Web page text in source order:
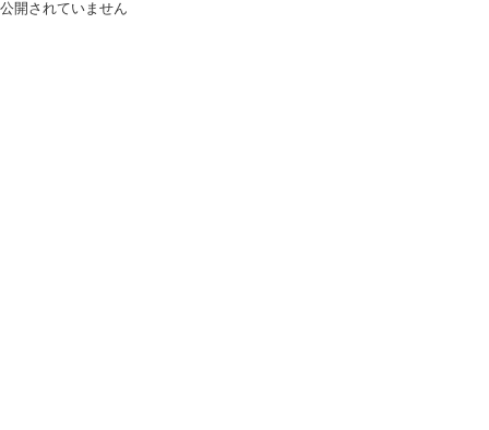
公開されていません